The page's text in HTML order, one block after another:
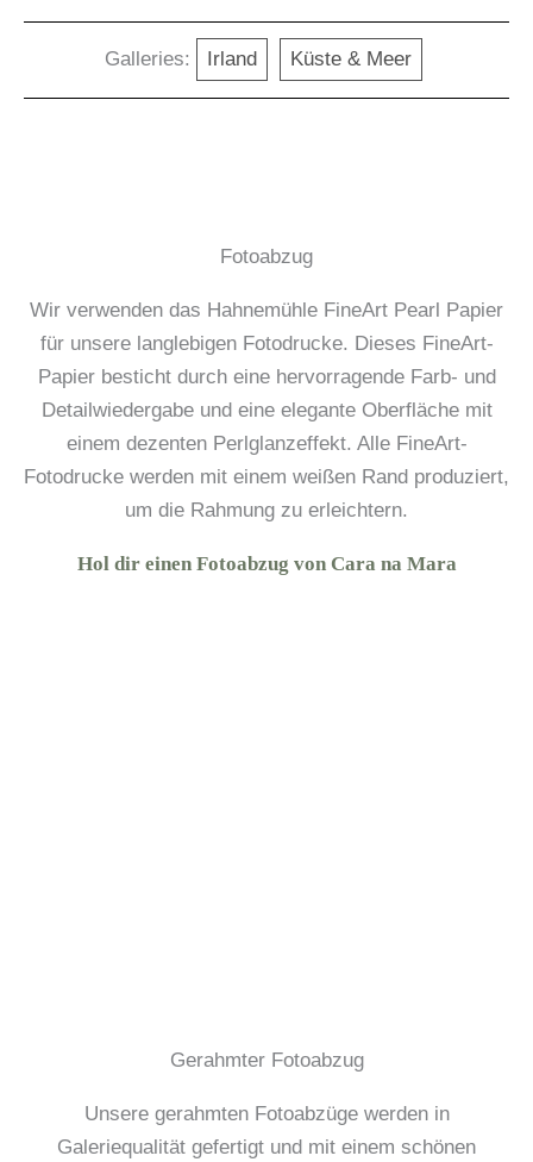
Galleries: Irland Küste & Meer
Fotoabzug
Wir verwenden das Hahnemühle FineArt Pearl Papier
für unsere langlebigen Fotodrucke. Dieses FineArt-
Papier besticht durch eine hervorragende Farb- und
Detailwiedergabe und eine elegante Oberfläche mit
einem dezenten Perlglanzeffekt. Alle FineArt-
Fotodrucke werden mit einem weißen Rand produziert,
um die Rahmung zu erleichtern.
Hol dir einen Fotoabzug von Cara na Mara
Gerahmter Fotoabzug
Unsere gerahmten Fotoabzüge werden in
Galeriequalität gefertigt und mit einem schönen